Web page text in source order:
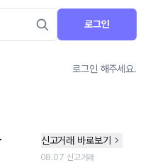
로그인
로그인 해주세요.